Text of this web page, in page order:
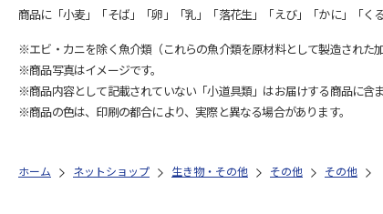
商品に「小麦」「そば」「卵」「乳」「落花生」「えび」「かに」「く
※エビ・カニを除く魚介類（これらの魚介類を原材料として製造された
※商品写真はイメージです。
※商品内容として記載されていない「小道具類」はお届けする商品に含
※商品の色は、印刷の都合により、実際と異なる場合があります。
ホーム ネットショップ 生き物・その他 その他 その他